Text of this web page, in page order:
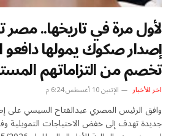
لأول مرة في تاريخها..
إصدار صكوك يمولها
تخصم من التزاماتهم
اخر الأخبار الإثنين 10 أغسطس 6:24 م
وافق الرئيس المصري عبدالفتاح السيسي
جديدة تهدف إلى خفض الاحتياجات التمويلية